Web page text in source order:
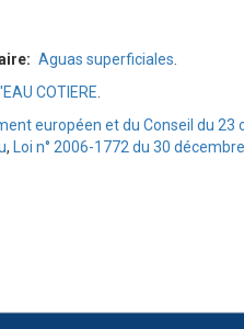
Aguas superficiales
COTIERE
européen et du Conseil du
,
Loi n° 2006-1772 du 30